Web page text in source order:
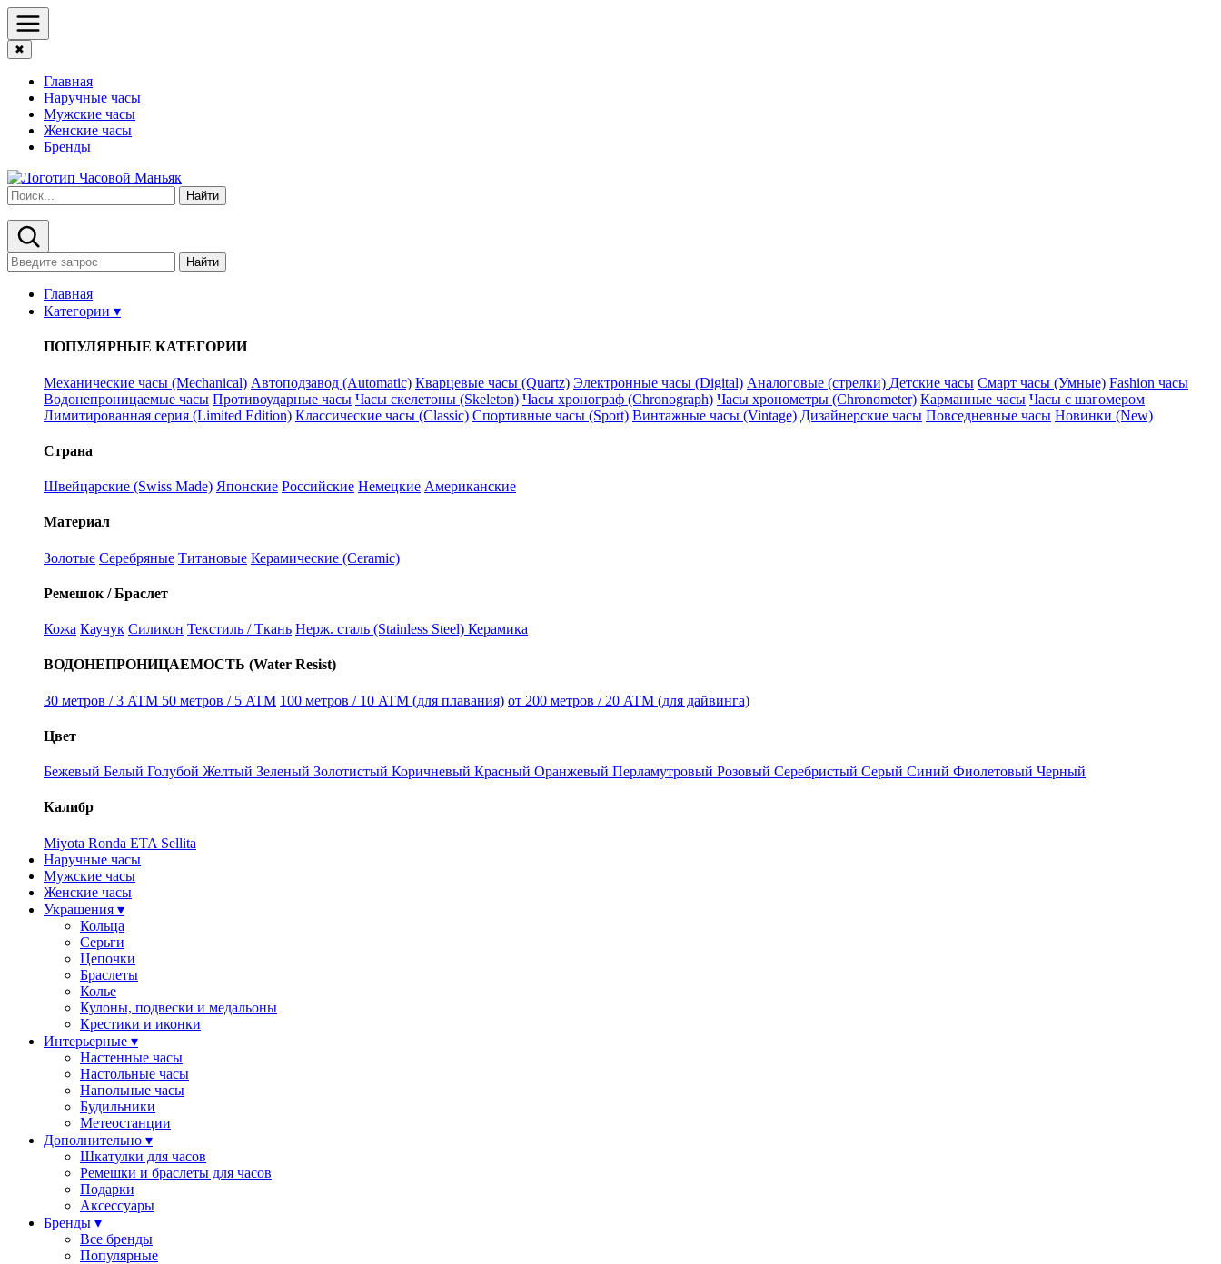
✖
Главная
Наручные часы
Мужские часы
Женские часы
Бренды
Найти
Найти
Главная
Категории ▾
ПОПУЛЯРНЫЕ КАТЕГОРИИ
Механические часы (Mechanical) Автоподзавод (Automatic) Кварцевые часы (Quartz) Электронные часы (Digital) Аналоговые (стрелки) Детские часы Смарт часы (Умные) Fashion часы
Водонепроницаемые часы Противоударные часы Часы скелетоны (Skeleton) Часы хронограф (Chronograph) Часы хронометры (Chronometer) Карманные часы Часы с шагомером
Лимитированная серия (Limited Edition) Классические часы (Classic) Спортивные часы (Sport) Винтажные часы (Vintage) Дизайнерские часы Повседневные часы Новинки (New)
Страна
Швейцарские (Swiss Made) Японские Российские Немецкие Американские
Материал
Золотые Серебряные Титановые Керамические (Ceramic)
Ремешок / Браслет
Кожа Каучук Силикон Текстиль / Ткань Нерж. сталь (Stainless Steel) Керамика
ВОДОНЕПРОНИЦАЕМОСТЬ (Water Resist)
30 метров / 3 ATM 50 метров / 5 ATM 100 метров / 10 ATM (для плавания) от 200 метров / 20 ATM (для дайвинга)
Цвет
Бежевый Белый Голубой Желтый Зеленый Золотистый Коричневый Красный Оранжевый Перламутровый Розовый Серебристый Серый Синий Фиолетовый Черный
Калибр
Miyota Ronda ETA Sellita
Наручные часы
Мужские часы
Женские часы
Украшения ▾
Кольца
Серьги
Цепочки
Браслеты
Колье
Кулоны, подвески и медальоны
Крестики и иконки
Интерьерные ▾
Настенные часы
Настольные часы
Напольные часы
Будильники
Метеостанции
Дополнительно ▾
Шкатулки для часов
Ремешки и браслеты для часов
Подарки
Аксессуары
Бренды ▾
Все бренды
Популярные